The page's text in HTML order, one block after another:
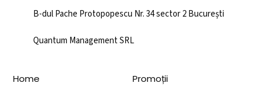
Home
Promoții
B-dul Pache Protopopescu Nr. 34 sector 2 București
Quantum Management SRL